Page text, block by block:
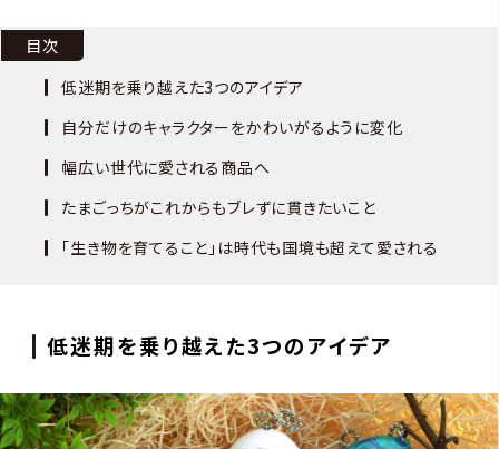
目次
低迷期を乗り越えた3つのアイデア
自分だけのキャラクターをかわいがるように変化
幅広い世代に愛される商品へ
たまごっちがこれからもブレずに貫きたいこと
「生き物を育てること」は時代も国境も超えて愛される
低迷期を乗り越えた3つのアイデア